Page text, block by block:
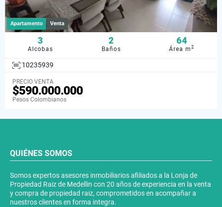
Apartamento Venta
3
Alcobas
2
Baños
64
Área m2
10235939
PRECIO VENTA
$590.000.000
Pesos Colombianos
QUIÉNES SOMOS
Somos expertos asesores inmobiliarios afiliados a la Lonja de
Propiedad Raiz de Medellin con 20 años de experiencia en la venta
y compra de propiedad raiz, comprometidos en acompañar a
nuestros clientes en forma integra.